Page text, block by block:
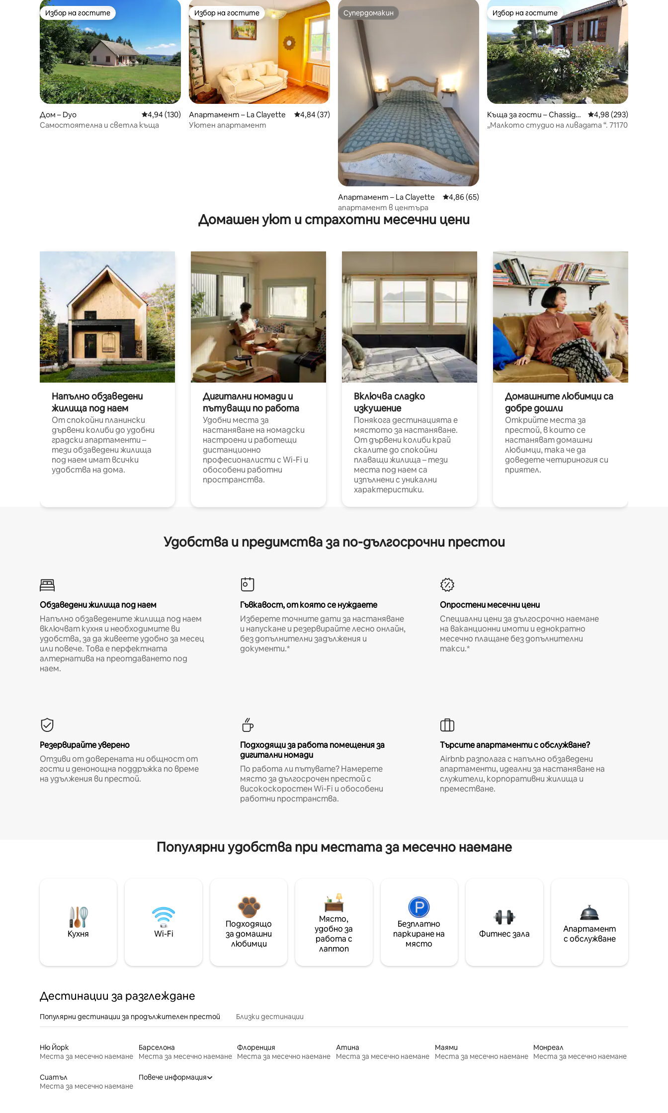
Избор на гостите
Избор на гостите
Дом – Dyo Средна оценка: 4,94 от 5, 130 отзива
4,94 (130)
Самостоятелна и светла къща
Избор на гостите
Избор на гостите
Апартамент – La Clayette Средна оценка: 4,84 от 5, 37 отзива
4,84 (37)
Уютен апартамент
Супердомакин
Супердомакин
Апартамент – La Clayette Средна оценка: 4,86 от 5, 65 отзива
4,86 (65)
апартамент в центъра
Избор на гостите
Избор на гостите
Къща за гости – Chassigny
-sous-Dun
Средна оценка: 4,98
4,98 (293)
„Малкото студио на ливадата “. 71170
Домашен уют и страхотни месечни цени
Напълно обзаведени
жилища под наем
От спокойни планински
дървени колиби до удобни
градски апартаменти –
тези обзаведени жилища
под наем имат всички
удобства на дома.
Дигитални номади и
пътуващи по работа
Удобни места за
настаняване на номадски
настроени и работещи
дистанционно
професионалисти с Wi-Fi и
обособени работни
пространства.
Включва сладко
изкушение
Понякога дестинацията е
мястото за настаняване.
От дървени колиби край
скалите до спокойни
плаващи жилища – тези
места под наем са
изпълнени с уникални
характеристики.
Домашните любимци са
добре дошли
Открийте места за
престой, в които се
настаняват домашни
любимци, така че да
доведете четириногия си
приятел.
Удобства и предимства за по-дългосрочни престои
Обзаведени жилища под наем
Напълно обзаведените жилища под наем
включват кухня и необходимите ви
удобства, за да живеете удобно за месец
или повече. Това е перфектната
алтернатива на преотдаването под
наем.
Гъвкавост, от която се нуждаете
Изберете точните дати за настаняване
и напускане и резервирайте лесно онлайн,
без допълнителни задължения и
документи.*
Опростени месечни цени
Специални цени за дългосрочно наемане
на ваканционни имоти и еднократно
месечно плащане без допълнителни
такси.*
Резервирайте уверено
Отзиви от доверената ни общност от
гости и денонощна поддръжка по време
на удължения ви престой.
Подходящи за работа помещения за
дигитални номади
По работа ли пътувате? Намерете
място за дългосрочен престой с
високоскоростен Wi-Fi и обособени
работни пространства.
Търсите апартаменти с обслужване?
Airbnb разполага с напълно обзаведени
апартаменти, идеални за настаняване на
служители, корпоративни жилища и
преместване.
Популярни удобства при местата за месечно наемане
Кухня Wi-Fi
Подходящо
за домашни
любимци
Място,
удобно за
работа с
лаптоп
Безплатно
паркиране на
място
Фитнес зала
Апартамент
с обслужване
Дестинации за разглеждане
Популярни дестинации за продължителен престой Близки дестинации
Ню Йорк
Места за месечно наемане
Барселона
Места за месечно наемане
Флоренция
Места за месечно наемане
Атина
Места за месечно наемане
Маями
Места за месечно наемане
Монреал
Места за месечно наемане
Сиатъл
Места за месечно наемане
Повече информация